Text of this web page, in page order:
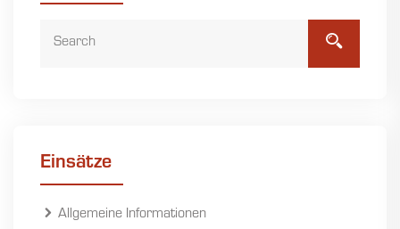
Einsätze
Allgemeine Informationen